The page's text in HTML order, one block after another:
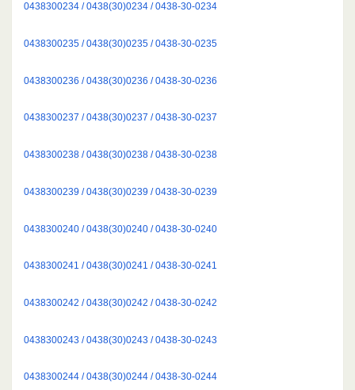
0438300234 / 0438(30)0234 / 0438-30-0234
0438300235 / 0438(30)0235 / 0438-30-0235
0438300236 / 0438(30)0236 / 0438-30-0236
0438300237 / 0438(30)0237 / 0438-30-0237
0438300238 / 0438(30)0238 / 0438-30-0238
0438300239 / 0438(30)0239 / 0438-30-0239
0438300240 / 0438(30)0240 / 0438-30-0240
0438300241 / 0438(30)0241 / 0438-30-0241
0438300242 / 0438(30)0242 / 0438-30-0242
0438300243 / 0438(30)0243 / 0438-30-0243
0438300244 / 0438(30)0244 / 0438-30-0244